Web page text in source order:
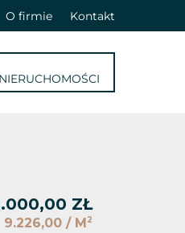
O firmie Kontakt
ZŁ
9.226,00 / M 2